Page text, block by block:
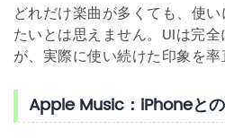
どれだけ楽曲が多くても、使
たいとは思えません。UIは完
が、実際に使い続けた印象を率
Apple Music：iPhoneと